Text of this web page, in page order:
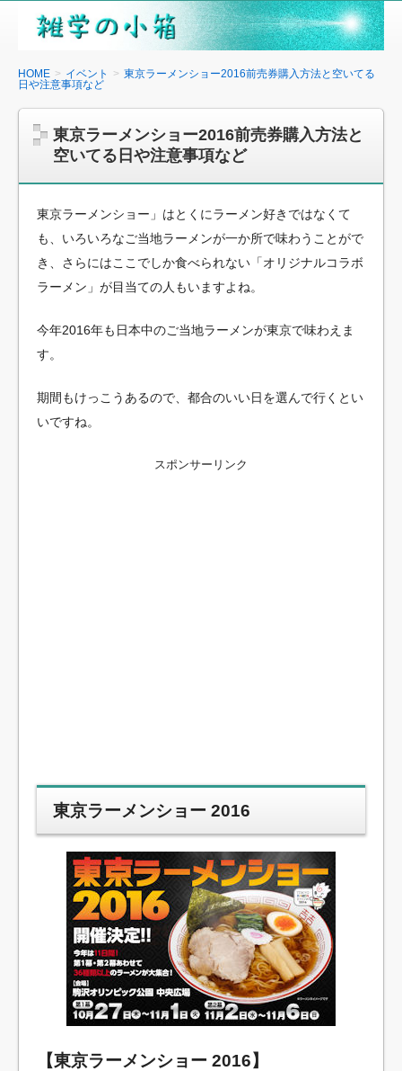
雑
の
箱
HOME イベント
東京ラーメンショー2016前売券購入方法と空いてる
日や注意事項など
東京ラーメンショー2016前売券購入方法と
空いてる日や注意事項など
東京ラーメンショー」はとくにラーメン好きではなくて
も、いろいろなご当地ラーメンが一か所で味わうことがで
き、さらにはここでしか食べられない「オリジナルコラボ
ラーメン」が目当ての人もいますよね。
今年2016年も日本中のご当地ラーメンが東京で味わえま
す。
期間もけっこうあるので、都合のいい日を選んで行くとい
いですね。
スポンサーリンク
東京ラーメンショー 2016
【東京ラーメンショー 2016】